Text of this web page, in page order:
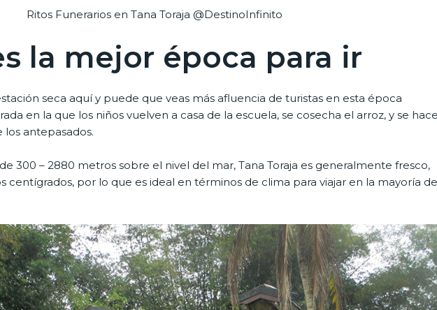
Ritos Funerarios en Tana Toraja @DestinoInfinito
la mejor época para ir
seca aquí y puede que veas más afluencia de turistas en esta época
en la que los niños vuelven a casa de la escuela, se cosecha el arroz, y se
antepasados.
300 – 2880 metros sobre el nivel del mar, Tana Toraja es generalmente fresco,
centígrados, por lo que es ideal en términos de clima para viajar en la mayoría de